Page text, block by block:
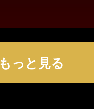
もっと見る